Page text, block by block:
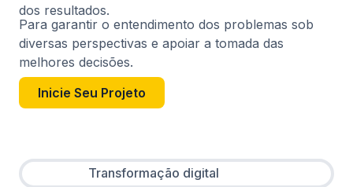
dos resultados.
Para garantir o entendimento dos problemas sob
diversas perspectivas e apoiar a tomada das
melhores decisões.
Inicie Seu Projeto
Transformação digital